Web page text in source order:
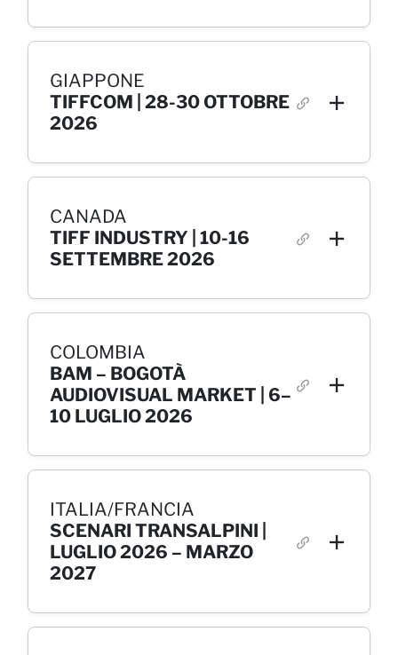
GIAPPONE
TIFFCOM | 28-30 OTTOBRE
2026
CANADA
TIFF INDUSTRY | 10-16
SETTEMBRE 2026
COLOMBIA
BAM – BOGOTÀ
AUDIOVISUAL MARKET | 6–
10 LUGLIO 2026
ITALIA/FRANCIA
SCENARI TRANSALPINI |
LUGLIO 2026 – MARZO
2027